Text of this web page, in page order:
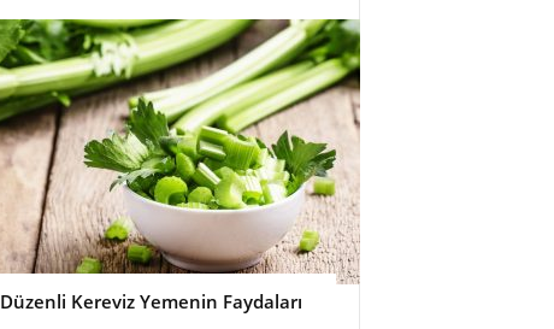
Düzenli Kereviz Yemenin Faydaları